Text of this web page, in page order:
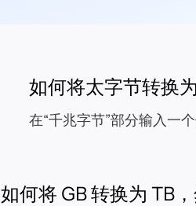
如何将太字节转换
在“千兆字节”部分输入一
如何将 GB 转换为 TB